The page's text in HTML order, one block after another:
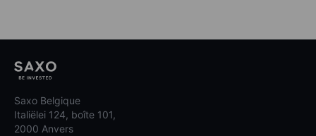
Saxo Belgique
Italiëlei 124, boîte 101,
2000 Anvers